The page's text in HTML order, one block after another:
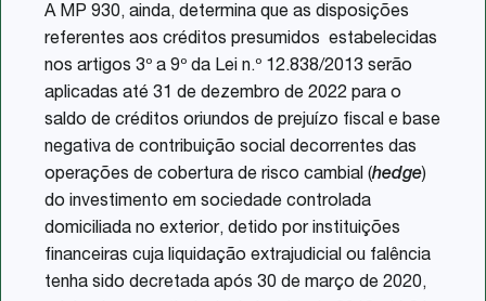
A MP 930, ainda, determina que as disposições
referentes aos créditos presumidos estabelecidas
nos artigos 3º a 9º da Lei n.º 12.838/2013 serão
aplicadas até 31 de dezembro de 2022 para o
saldo de créditos oriundos de prejuízo fiscal e base
negativa de contribuição social decorrentes das
operações de cobertura de risco cambial (hedge)
do investimento em sociedade controlada
domiciliada no exterior, detido por instituições
financeiras cuja liquidação extrajudicial ou falência
tenha sido decretada após 30 de março de 2020,